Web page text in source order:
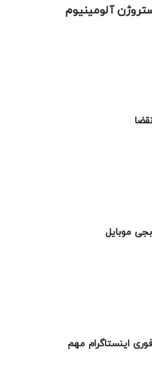
آلومینیوم
موبایل
اینستاگرام مهم